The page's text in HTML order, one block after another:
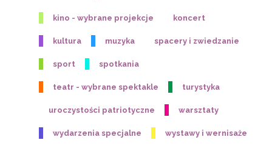
kino - wybrane projekcje koncert
kultura muzyka spacery i zwiedzanie
sport spotkania
teatr - wybrane spektakle turystyka
uroczystości patriotyczne warsztaty
wydarzenia specjalne wystawy i wernisaże